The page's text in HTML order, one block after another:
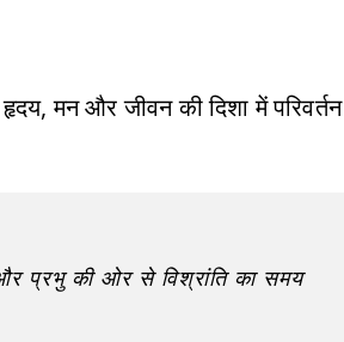
मन और जीवन की दिशा में परिवर्तन
प्रभु की ओर से विश्रांति का समय